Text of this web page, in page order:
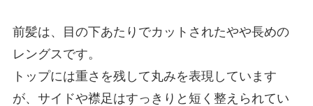
前髪は、目の下あたりでカットされたやや長めの
レングスです。
トップには重さを残して丸みを表現しています
が、サイドや襟足はすっきりと短く整えられてい